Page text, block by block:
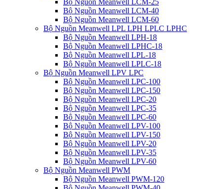
Bộ Nguồn Meanwell LCM-40
Bộ Nguồn Meanwell LCM-60
Bộ Nguồn Meanwell LPL LPH LPLC LPHC
Bộ Nguồn Meanwell LPH-18
Bộ Nguồn Meanwell LPHC-18
Bộ Nguồn Meanwell LPL-18
Bộ Nguồn Meanwell LPLC-18
Bộ Nguồn Meanwell LPV LPC
Bộ Nguồn Meanwell LPC-100
Bộ Nguồn Meanwell LPC-150
Bộ Nguồn Meanwell LPC-20
Bộ Nguồn Meanwell LPC-35
Bộ Nguồn Meanwell LPC-60
Bộ Nguồn Meanwell LPV-100
Bộ Nguồn Meanwell LPV-150
Bộ Nguồn Meanwell LPV-20
Bộ Nguồn Meanwell LPV-35
Bộ Nguồn Meanwell LPV-60
Bộ Nguồn Meanwell PWM
Bộ Nguồn Meanwell PWM-120